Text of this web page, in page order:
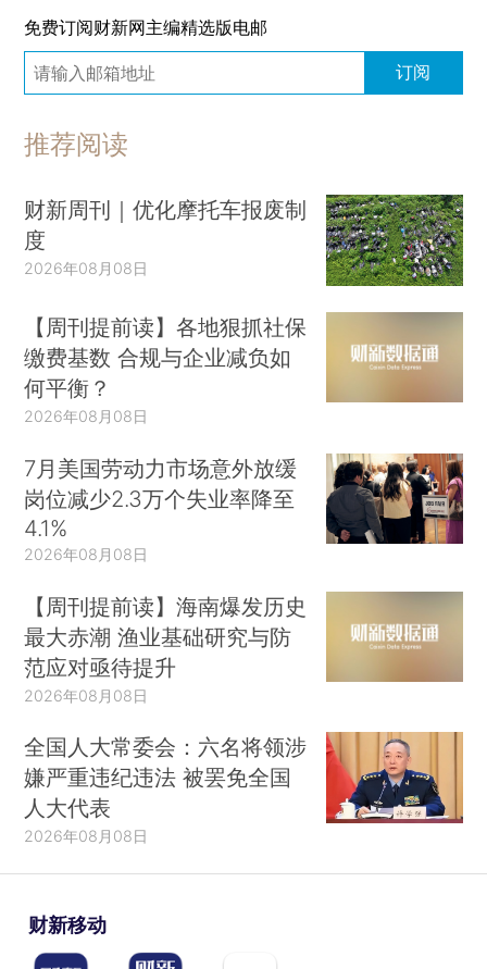
免费订阅财新网主编精选版电邮
订阅
推荐阅读
财新周刊｜优化摩托车报废制
度
2026年08月08日
【周刊提前读】各地狠抓社保
缴费基数 合规与企业减负如
何平衡？
2026年08月08日
7月美国劳动力市场意外放缓
岗位减少2.3万个失业率降至
4.1%
2026年08月08日
【周刊提前读】海南爆发历史
最大赤潮 渔业基础研究与防
范应对亟待提升
2026年08月08日
全国人大常委会：六名将领涉
嫌严重违纪违法 被罢免全国
人大代表
2026年08月08日
财新移动